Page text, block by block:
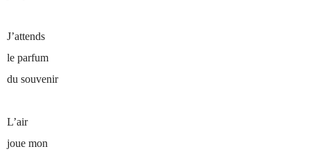
J’attends
le parfum
du souvenir
L’air
joue mon